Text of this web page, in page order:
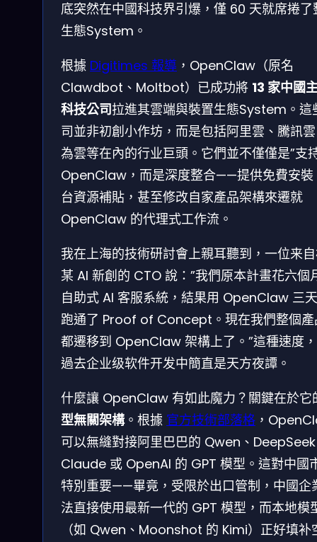
底突然在中國科技界引爆，僅 60 天就席捲了
生態System。
根據 Digitimes 報導 ，OpenClaw（原名
Clawdbot、Moltbot）已成功將 13 家中國
科技公司拉進其雲端與裝置生態System。這
司並非初創小作坊，而是包括阿里雲、騰訊
為雲等在內的行业巨頭。它們並不僅僅是”支
OpenClaw，而是深度整合——提供免費安裝
台資源補貼，甚至修改自家產品架構來遷就
OpenClaw 的代理式工作流。
我在上海的技術研討會上親耳聽到，一位来
某 AI 新創的 CTO 說：”我們原本計畫花六個
自助式 AI 客服系統，結果用 OpenClaw 三
跑通了 Proof of Concept。現在我們整個產
都遷移到 OpenClaw 架構上了。”這種速度
過去企业级软件开发中簡直是天方夜譚。
什麼讓 OpenClaw 有如此魔力？關鍵在於它
型無關架構。根據 官方技術部落格 ，
可以無縫對接阿里巴巴的 Qwen、
Claude 或 OpenAI 的 GPT 模型。這對中國
特別重要——畢竟，受限於出口管制，中國企
法直接使用最新一代的 GPT 模型，而本地模
（如 Qwen、Moonshot 的 Kimi）正好填补